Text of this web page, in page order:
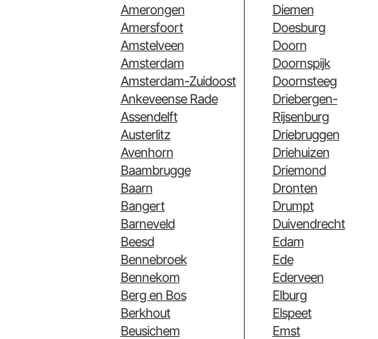
Amerongen
Amersfoort
Amstelveen
Amsterdam
Amsterdam-Zuidoost
Ankeveense Rade
Assendelft
Austerlitz
Avenhorn
Baambrugge
Baarn
Bangert
Barneveld
Beesd
Bennebroek
Bennekom
Berg en Bos
Berkhout
Beusichem
Diemen
Doesburg
Doorn
Doornspijk
Doornsteeg
Driebergen-
Rijsenburg
Driebruggen
Driehuizen
Driemond
Dronten
Drumpt
Duivendrecht
Edam
Ede
Ederveen
Elburg
Elspeet
Emst